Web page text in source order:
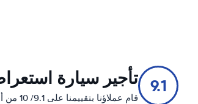
9.1 تأجير سيارة
قام عملاؤنا بتقييمنا على 9.1/ 10 من أصل 12842